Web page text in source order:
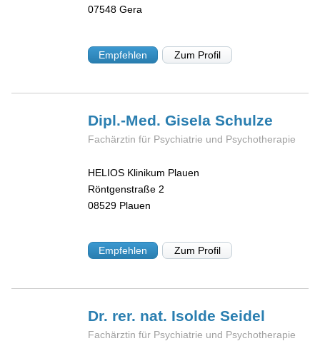
07548 Gera
Empfehlen Zum Profil
Dipl.-Med. GiselaSchulze
Fachärztin für Psychiatrie und Psychotherapie
HELIOS Klinikum Plauen
Röntgenstraße 2
08529 Plauen
Empfehlen Zum Profil
Dr. rer. nat. IsoldeSeidel
Fachärztin für Psychiatrie und Psychotherapie